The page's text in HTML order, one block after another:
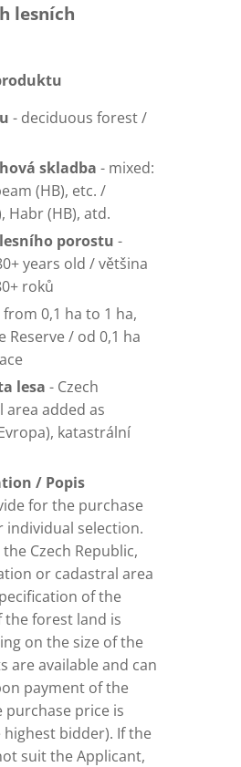
lesních
- deciduous forest /
skladba - mixed:
(HB), etc. /
Habr (HB), atd.
porostu -
years old / většina
roků
from 0,1 ha to 1 ha,
Reserve / od 0,1 ha
lesa - Czech
area added as
katastrální
/ Popis
for the purchase
individual selection.
Czech Republic,
or cadastral area
of the
the forest land is
on the size of the
are available and can
payment of the
purchase price is
bidder). If the
suit the Applicant,